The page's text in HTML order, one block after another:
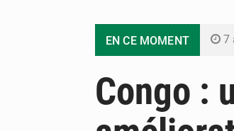
EN CE MOMENT 7
7
Congo :